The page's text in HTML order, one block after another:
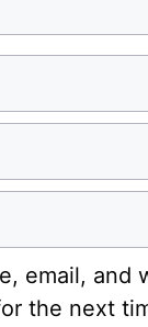
email, and
the next